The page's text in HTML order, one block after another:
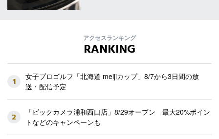
アクセスランキング
RANKING
1
女子プロゴルフ「北海道 meijiカップ」8/7から3日間の放
送・配信予定
2
「ビックカメラ浦和西口店」8/29オープン 最大20%ポイン
トなどのキャンペーンも